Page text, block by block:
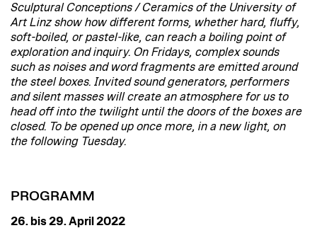
Sculptural Conceptions / Ceramics of the University of
Art Linz show how different forms, whether hard, fluffy,
soft-boiled, or pastel-like, can reach a boiling point of
exploration and inquiry. On Fridays, complex sounds
such as noises and word fragments are emitted around
the steel boxes. Invited sound generators, performers
and silent masses will create an atmosphere for us to
head off into the twilight until the doors of the boxes are
closed. To be opened up once more, in a new light, on
the following Tuesday.
PROGRAMM
26. bis 29. April 2022